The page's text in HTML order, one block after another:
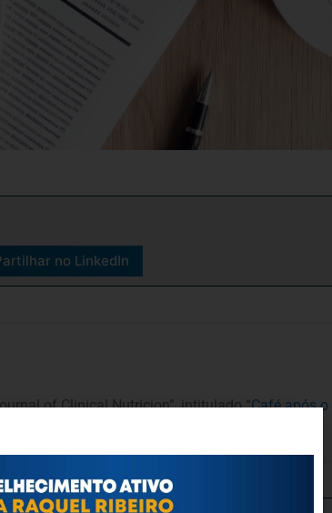
no LinkedIn
of Clinical Nutricion”, intitulado “Café após